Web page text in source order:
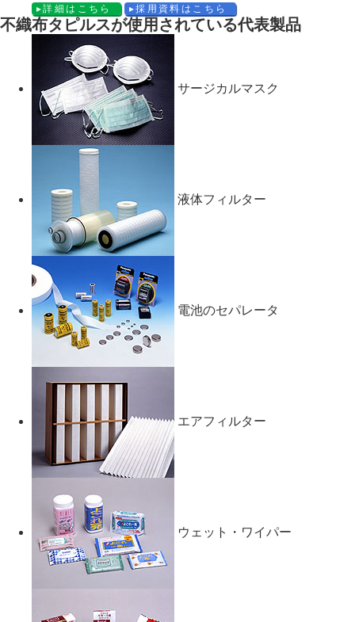
詳細はこちら 採用資料はこちら
不織布タピルスが使用されている代表製品
サージカルマスク
液体フィルター
電池のセパレータ
エアフィルター
ウェット・ワイパー